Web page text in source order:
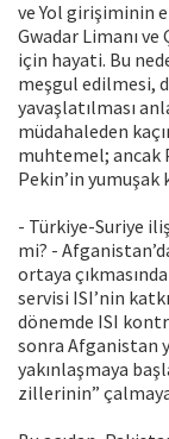
ve Yol girişiminin
Gwadar Limanı
için hayati. Bu
meşgul edilmesi,
yavaşlatılması
müdahaleden
muhtemel; ancak
Pekin’in yumuşak
- Türkiye-Suriye
mi? -
ortaya
servisi ISI’nin
dönemde ISI
sonra Afganistan
yakınlaşmaya
zillerinin”